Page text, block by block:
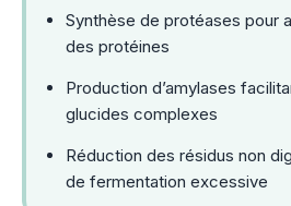
Synthèse de protéases pour
des protéines
Production d’amylases
glucides complexes
Réduction des résidus non
de fermentation excessive